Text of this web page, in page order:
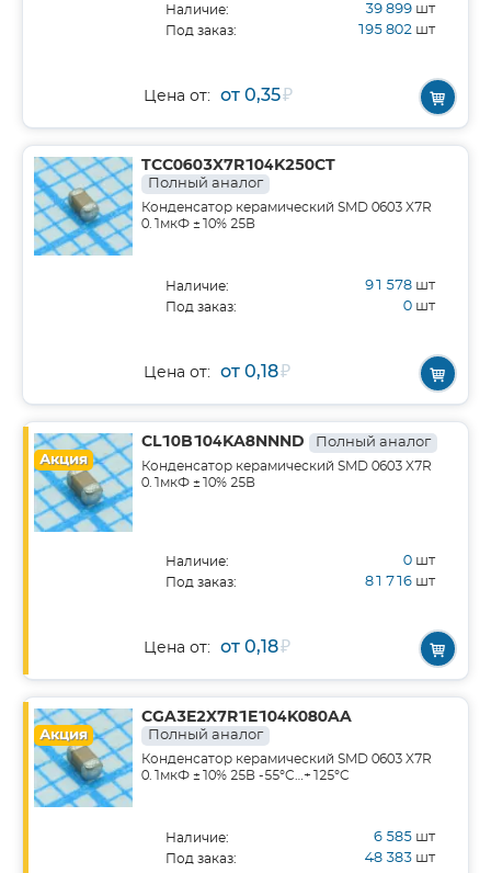
Наличие: 39 899 шт
Под заказ: 195 802 шт
Цена от: от 0,35₽
TCC0603X7R104K250CT
Полный аналог
Конденсатор керамический SMD 0603 X7R
0.1мкФ ±10% 25В
Наличие: 91 578 шт
Под заказ: 0 шт
Цена от: от 0,18₽
Акция
CL10B104KA8NNND Полный аналог
Конденсатор керамический SMD 0603 X7R
0.1мкФ ±10% 25В
Наличие: 0 шт
Под заказ: 81 716 шт
Цена от: от 0,18₽
Акция
CGA3E2X7R1E104K080AA
Полный аналог
Конденсатор керамический SMD 0603 X7R
0.1мкФ ±10% 25В -55°C…+125°C
Наличие: 6 585 шт
Под заказ: 48 383 шт